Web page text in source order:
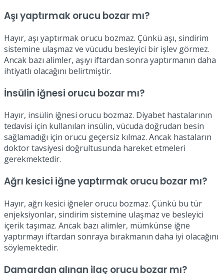
Aşı yaptırmak orucu bozar mı?
Hayır, aşı yaptırmak orucu bozmaz. Çünkü aşı, sindirim
sistemine ulaşmaz ve vücudu besleyici bir işlev görmez.
Ancak bazı alimler, aşıyı iftardan sonra yaptırmanın daha
ihtiyatlı olacağını belirtmiştir.
İnsülin iğnesi orucu bozar mı?
Hayır, insülin iğnesi orucu bozmaz. Diyabet hastalarının
tedavisi için kullanılan insülin, vücuda doğrudan besin
sağlamadığı için orucu geçersiz kılmaz. Ancak hastaların
doktor tavsiyesi doğrultusunda hareket etmeleri
gerekmektedir.
Ağrı kesici iğne yaptırmak orucu bozar mı?
Hayır, ağrı kesici iğneler orucu bozmaz. Çünkü bu tür
enjeksiyonlar, sindirim sistemine ulaşmaz ve besleyici
içerik taşımaz. Ancak bazı alimler, mümkünse iğne
yaptırmayı iftardan sonraya bırakmanın daha iyi olacağını
söylemektedir.
Damardan alınan ilaç orucu bozar mı?